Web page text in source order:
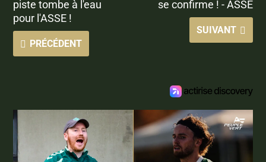
piste tombe à l'eau
pour l'ASSE !
PRÉCÉDENT
se confirme ! - ASSE
SUIVANT